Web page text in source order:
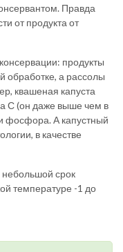
Правда
от продукта от
продукты
обработке, а рассолы
квашеная капуста
С (он даже выше чем в
фосфора. А капустный
в качестве
небольшой срок
температуре -1 до